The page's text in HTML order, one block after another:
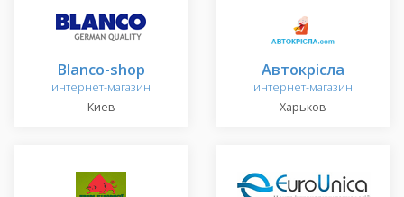
Blanco-shop
интернет-магазин
Киев
Автокрісла
интернет-магазин
Харьков